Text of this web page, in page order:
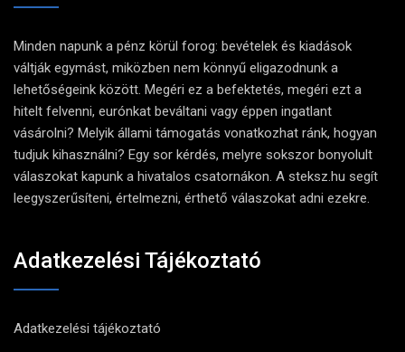
Minden napunk a pénz körül forog: bevételek és kiadások
váltják egymást, miközben nem könnyű eligazodnunk a
lehetőségeink között. Megéri ez a befektetés, megéri ezt a
hitelt felvenni, eurónkat beváltani vagy éppen ingatlant
vásárolni? Melyik állami támogatás vonatkozhat ránk, hogyan
tudjuk kihasználni? Egy sor kérdés, melyre sokszor bonyolult
válaszokat kapunk a hivatalos csatornákon. A steksz.hu segít
leegyszerűsíteni, értelmezni, érthető válaszokat adni ezekre.
Adatkezelési Tájékoztató
Adatkezelési tájékoztató